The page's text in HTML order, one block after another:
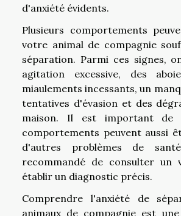
d'anxiété évidents.
Plusieurs comportements
votre animal de compagnie
séparation. Parmi ces signes,
agitation excessive, des
miaulements incessants, un
tentatives d'évasion et des
maison. Il est important de
comportements peuvent aussi
d'autres problèmes de
recommandé de consulter un
établir un diagnostic précis.
Comprendre l'anxiété de
animaux de compagnie est